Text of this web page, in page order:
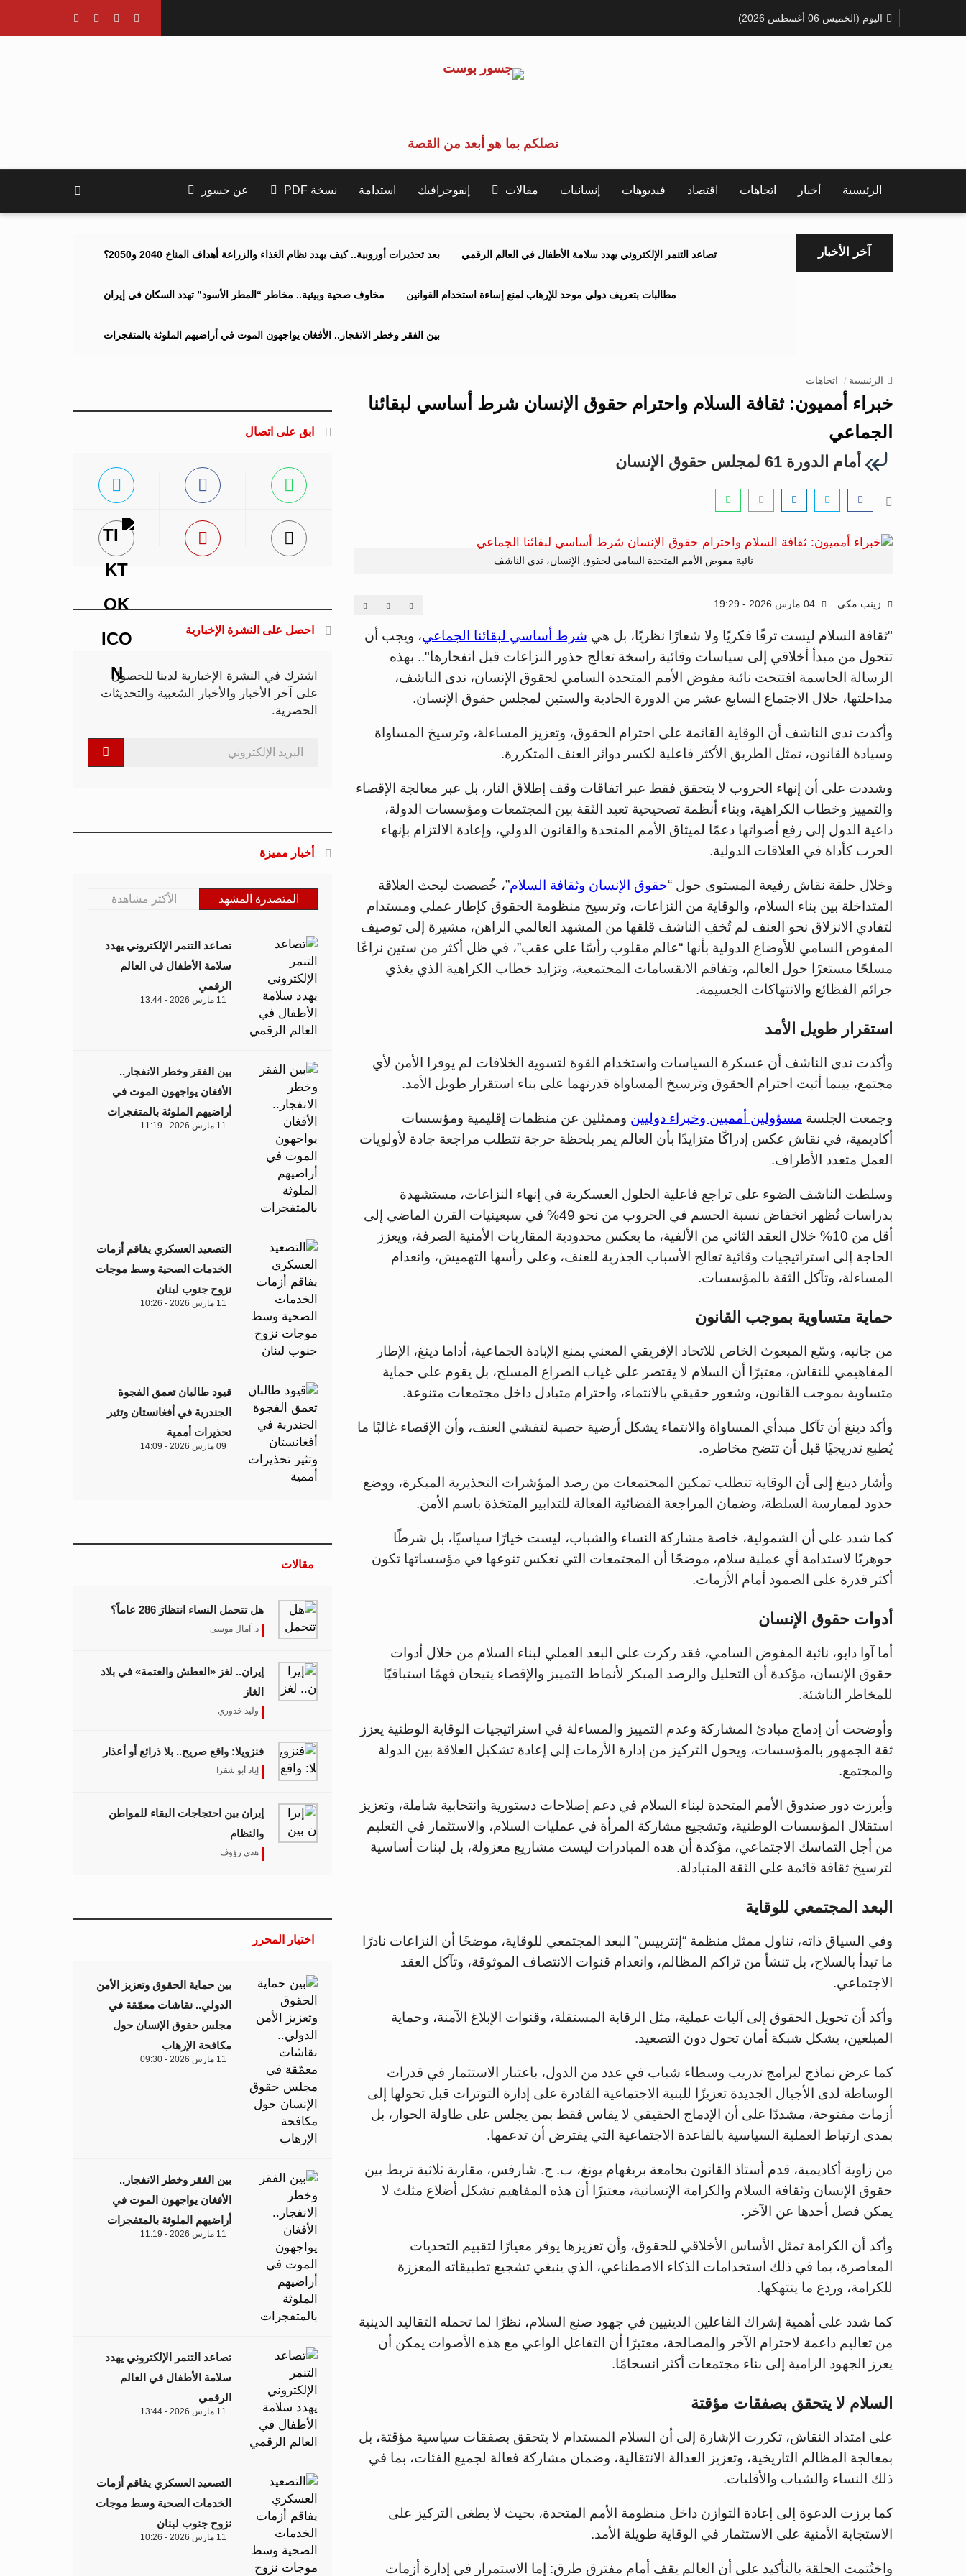
اليوم (الخميس 06 أغسطس 2026)
نصلكم بما هو أبعد من القصة
الرئيسية أخبار اتجاهات اقتصاد فيديوهات إنسانيات مقالات إنفوجرافيك استدامة نسخة PDF عن جسور
آخر الأخبار بعد تحذيرات أوروبية.. كيف يهدد نظام الغذاء والزراعة أهداف المناخ 2040 و2050؟ تصاعد التنمر الإلكتروني يهدد سلامة الأطفال في العالم الرقمي
مخاوف صحية وبيئية.. مخاطر “المطر الأسود” تهدد السكان في إيران مطالبات بتعريف دولي موحد للإرهاب لمنع إساءة استخدام القوانين
بين الفقر وخطر الانفجار.. الأفغان يواجهون الموت في أراضيهم الملوثة بالمتفجرات
الرئيسية اتجاهات
خبراء أمميون: ثقافة السلام واحترام حقوق الإنسان شرط أساسي لبقائنا
الجماعي
أمام الدورة 61 لمجلس حقوق الإنسان
نائبة مفوض الأمم المتحدة السامي لحقوق الإنسان، ندى الناشف
زينب مكي
"ثقافة السلام ليست ترفًا فكريًا ولا شعارًا نظريًا، بل هي شرط أساسي لبقائنا الجماعي، ويجب أن
تتحول من مبدأ أخلاقي إلى سياسات وقائية راسخة تعالج جذور النزاعات قبل انفجارها".. بهذه
الرسالة الحاسمة افتتحت نائبة مفوض الأمم المتحدة السامي لحقوق الإنسان، ندى الناشف،
مداخلتها، خلال الاجتماع السابع عشر من الدورة الحادية والستين لمجلس حقوق الإنسان.
وأكدت ندى الناشف أن الوقاية القائمة على احترام الحقوق، وتعزيز المساءلة، وترسيخ المساواة
وسيادة القانون، تمثل الطريق الأكثر فاعلية لكسر دوائر العنف المتكررة.
وشددت على أن إنهاء الحروب لا يتحقق فقط عبر اتفاقات وقف إطلاق النار، بل عبر معالجة الإقصاء
والتمييز وخطاب الكراهية، وبناء أنظمة تصحيحية تعيد الثقة بين المجتمعات ومؤسسات الدولة،
داعية الدول إلى رفع أصواتها دعمًا لميثاق الأمم المتحدة والقانون الدولي، وإعادة الالتزام بإنهاء
الحرب كأداة في العلاقات الدولية.
وخلال حلقة نقاش رفيعة المستوى حول “حقوق الإنسان وثقافة السلام”، خُصصت لبحث العلاقة
المتداخلة بين بناء السلام، والوقاية من النزاعات، وترسيخ منظومة الحقوق كإطار عملي ومستدام
لتفادي الانزلاق نحو العنف لم تُخفِ الناشف قلقها من المشهد العالمي الراهن، مشيرة إلى توصيف
المفوض السامي للأوضاع الدولية بأنها “عالم مقلوب رأسًا على عقب”، في ظل أكثر من ستين نزاعًا
مسلحًا مستعرًا حول العالم، وتفاقم الانقسامات المجتمعية، وتزايد خطاب الكراهية الذي يغذي
جرائم الفظائع والانتهاكات الجسيمة.
استقرار طويل الأمد
وأكدت ندى الناشف أن عسكرة السياسات واستخدام القوة لتسوية الخلافات لم يوفرا الأمن لأي
مجتمع، بينما أثبت احترام الحقوق وترسيخ المساواة قدرتهما على بناء استقرار طويل الأمد.
وجمعت الجلسة مسؤولين أمميين وخبراء دوليين وممثلين عن منظمات إقليمية ومؤسسات
أكاديمية، في نقاش عكس إدراكًا متزايدًا بأن العالم يمر بلحظة حرجة تتطلب مراجعة جادة لأولويات
العمل متعدد الأطراف.
وسلطت الناشف الضوء على تراجع فاعلية الحلول العسكرية في إنهاء النزاعات، مستشهدة
بدراسات تُظهر انخفاض نسبة الحسم في الحروب من نحو 49% في سبعينيات القرن الماضي إلى
أقل من 10% خلال العقد الثاني من الألفية، ما يعكس محدودية المقاربات الأمنية الصرفة، ويعزز
الحاجة إلى استراتيجيات وقائية تعالج الأسباب الجذرية للعنف، وعلى رأسها التهميش، وانعدام
المساءلة، وتآكل الثقة بالمؤسسات.
حماية متساوية بموجب القانون
من جانبه، وسّع المبعوث الخاص للاتحاد الإفريقي المعني بمنع الإبادة الجماعية، أداما دينغ، الإطار
المفاهيمي للنقاش، معتبرًا أن السلام لا يقتصر على غياب الصراع المسلح، بل يقوم على حماية
متساوية بموجب القانون، وشعور حقيقي بالانتماء، واحترام متبادل داخل مجتمعات متنوعة.
وأكد دينغ أن تآكل مبدأي المساواة والانتماء يشكل أرضية خصبة لتفشي العنف، وأن الإقصاء غالبًا ما
يُطبع تدريجيًا قبل أن تتضح مخاطره.
وأشار دينغ إلى أن الوقاية تتطلب تمكين المجتمعات من رصد المؤشرات التحذيرية المبكرة، ووضع
حدود لممارسة السلطة، وضمان المراجعة القضائية الفعالة للتدابير المتخذة باسم الأمن.
كما شدد على أن الشمولية، خاصة مشاركة النساء والشباب، ليست خيارًا سياسيًا، بل شرطًا
جوهريًا لاستدامة أي عملية سلام، موضحًا أن المجتمعات التي تعكس تنوعها في مؤسساتها تكون
أكثر قدرة على الصمود أمام الأزمات.
أدوات حقوق الإنسان
أما آوا دابو، نائبة المفوض السامي، فقد ركزت على البعد العملي لبناء السلام من خلال أدوات
حقوق الإنسان، مؤكدة أن التحليل والرصد المبكر لأنماط التمييز والإقصاء يتيحان فهمًا استباقيًا
للمخاطر الناشئة.
وأوضحت أن إدماج مبادئ المشاركة وعدم التمييز والمساءلة في استراتيجيات الوقاية الوطنية يعزز
ثقة الجمهور بالمؤسسات، ويحول التركيز من إدارة الأزمات إلى إعادة تشكيل العلاقة بين الدولة
والمجتمع.
وأبرزت دور صندوق الأمم المتحدة لبناء السلام في دعم إصلاحات دستورية وانتخابية شاملة، وتعزيز
استقلال المؤسسات الوطنية، وتشجيع مشاركة المرأة في عمليات السلام، والاستثمار في التعليم
من أجل التماسك الاجتماعي، مؤكدة أن هذه المبادرات ليست مشاريع معزولة، بل لبنات أساسية
لترسيخ ثقافة قائمة على الثقة المتبادلة.
البعد المجتمعي للوقاية
وفي السياق ذاته، تناول ممثل منظمة “إنتربيس” البعد المجتمعي للوقاية، موضحًا أن النزاعات نادرًا
ما تبدأ بالسلاح، بل تنشأ من تراكم المظالم، وانعدام قنوات الانتصاف الموثوقة، وتآكل العقد
الاجتماعي.
وأكد أن تحويل الحقوق إلى آليات عملية، مثل الرقابة المستقلة، وقنوات الإبلاغ الآمنة، وحماية
المبلغين، يشكل شبكة أمان تحول دون التصعيد.
كما عرض نماذج لبرامج تدريب وسطاء شباب في عدد من الدول، باعتبار الاستثمار في قدرات
الوساطة لدى الأجيال الجديدة تعزيزًا للبنية الاجتماعية القادرة على إدارة التوترات قبل تحولها إلى
أزمات مفتوحة، مشددًا على أن الإدماج الحقيقي لا يقاس فقط بمن يجلس على طاولة الحوار، بل
بمدى ارتباط العملية السياسية بالقاعدة الاجتماعية التي يفترض أن تدعمها.
من زاوية أكاديمية، قدم أستاذ القانون بجامعة بريغهام يونغ، ب. ج. شارفس، مقاربة ثلاثية تربط بين
حقوق الإنسان وثقافة السلام والكرامة الإنسانية، معتبرًا أن هذه المفاهيم تشكل أضلاع مثلث لا
يمكن فصل أحدها عن الآخر.
وأكد أن الكرامة تمثل الأساس الأخلاقي للحقوق، وأن تعزيزها يوفر معيارًا لتقييم التحديات
المعاصرة، بما في ذلك استخدامات الذكاء الاصطناعي، الذي ينبغي تشجيع تطبيقاته المعززة
للكرامة، وردع ما ينتهكها.
كما شدد على أهمية إشراك الفاعلين الدينيين في جهود صنع السلام، نظرًا لما تحمله التقاليد الدينية
من تعاليم داعمة لاحترام الآخر والمصالحة، معتبرًا أن التفاعل الواعي مع هذه الأصوات يمكن أن
يعزز الجهود الرامية إلى بناء مجتمعات أكثر انسجامًا.
السلام لا يتحقق بصفقات مؤقتة
على امتداد النقاش، تكررت الإشارة إلى أن السلام المستدام لا يتحقق بصفقات سياسية مؤقتة، بل
بمعالجة المظالم التاريخية، وتعزيز العدالة الانتقالية، وضمان مشاركة فعالة لجميع الفئات، بما في
ذلك النساء والشباب والأقليات.
كما برزت الدعوة إلى إعادة التوازن داخل منظومة الأمم المتحدة، بحيث لا يطغى التركيز على
الاستجابة الأمنية على الاستثمار في الوقاية طويلة الأمد.
واختُتمت الحلقة بالتأكيد على أن العالم يقف أمام مفترق طرق: إما الاستمرار في إدارة أزمات
ابق على اتصال
احصل على النشرة الإخبارية
اشترك في النشرة الإخبارية لدينا للحصول
على آخر الأخبار والأخبار الشعبية والتحديثات
الحصرية.
أخبار مميزة
المتصدرة المشهد الأكثر مشاهدة
تصاعد التنمر الإلكتروني يهدد
سلامة الأطفال في العالم
الرقمي
11 مارس 2026 - 13:44
بين الفقر وخطر الانفجار..
الأفغان يواجهون الموت في
أراضيهم الملوثة بالمتفجرات
11 مارس 2026 - 11:19
التصعيد العسكري يفاقم أزمات
الخدمات الصحية وسط موجات
نزوح جنوب لبنان
11 مارس 2026 - 10:26
قيود طالبان تعمق الفجوة
الجندرية في أفغانستان وتثير
تحذيرات أممية
09 مارس 2026 - 14:09
مقالات
هل تتحمل النساء انتظارَ 286 عاماً؟
د. آمال موسى
إيران.. لغز «العطش والعتمة» في بلاد
الغاز
وليد خدوري
فنزويلا: واقع صريح.. بلا ذرائع أو أعذار
إياد أبو شقرا
إيران بين احتجاجات البقاء للمواطن
والنظام
هدى رؤوف
اختيار المحرر
بين حماية الحقوق وتعزيز الأمن
الدولي.. نقاشات معمّقة في
مجلس حقوق الإنسان حول
مكافحة الإرهاب
11 مارس 2026 - 09:30
بين الفقر وخطر الانفجار..
الأفغان يواجهون الموت في
أراضيهم الملوثة بالمتفجرات
11 مارس 2026 - 11:19
تصاعد التنمر الإلكتروني يهدد
سلامة الأطفال في العالم
الرقمي
11 مارس 2026 - 13:44
التصعيد العسكري يفاقم أزمات
الخدمات الصحية وسط موجات
نزوح جنوب لبنان
11 مارس 2026 - 10:26